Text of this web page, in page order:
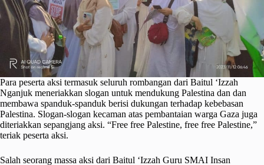
Para peserta aksi termasuk seluruh rombangan dari Baitul ‘Izzah
Nganjuk meneriakkan slogan untuk mendukung Palestina dan dan
membawa spanduk-spanduk berisi dukungan terhadap kebebasan
Palestina. Slogan-slogan kecaman atas pembantaian warga Gaza juga
diteriakkan sepangjang aksi. “Free free Palestine, free free Palestine,”
teriak peserta aksi.
Salah seorang massa aksi dari Baitul ‘Izzah Guru SMAI Insan